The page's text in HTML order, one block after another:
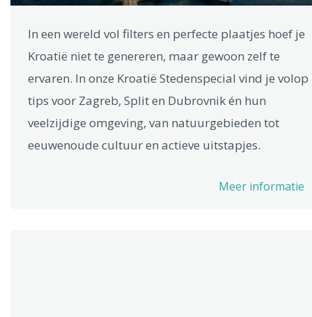
In een wereld vol filters en perfecte plaatjes hoef je
Kroatië niet te genereren, maar gewoon zelf te
ervaren. In onze Kroatië Stedenspecial vind je volop
tips voor Zagreb, Split en Dubrovnik én hun
veelzijdige omgeving, van natuurgebieden tot
eeuwenoude cultuur en actieve uitstapjes.
Meer informatie